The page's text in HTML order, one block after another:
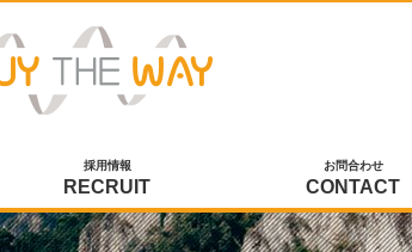
採用情報
RECRUIT
お問合わせ
CONTACT